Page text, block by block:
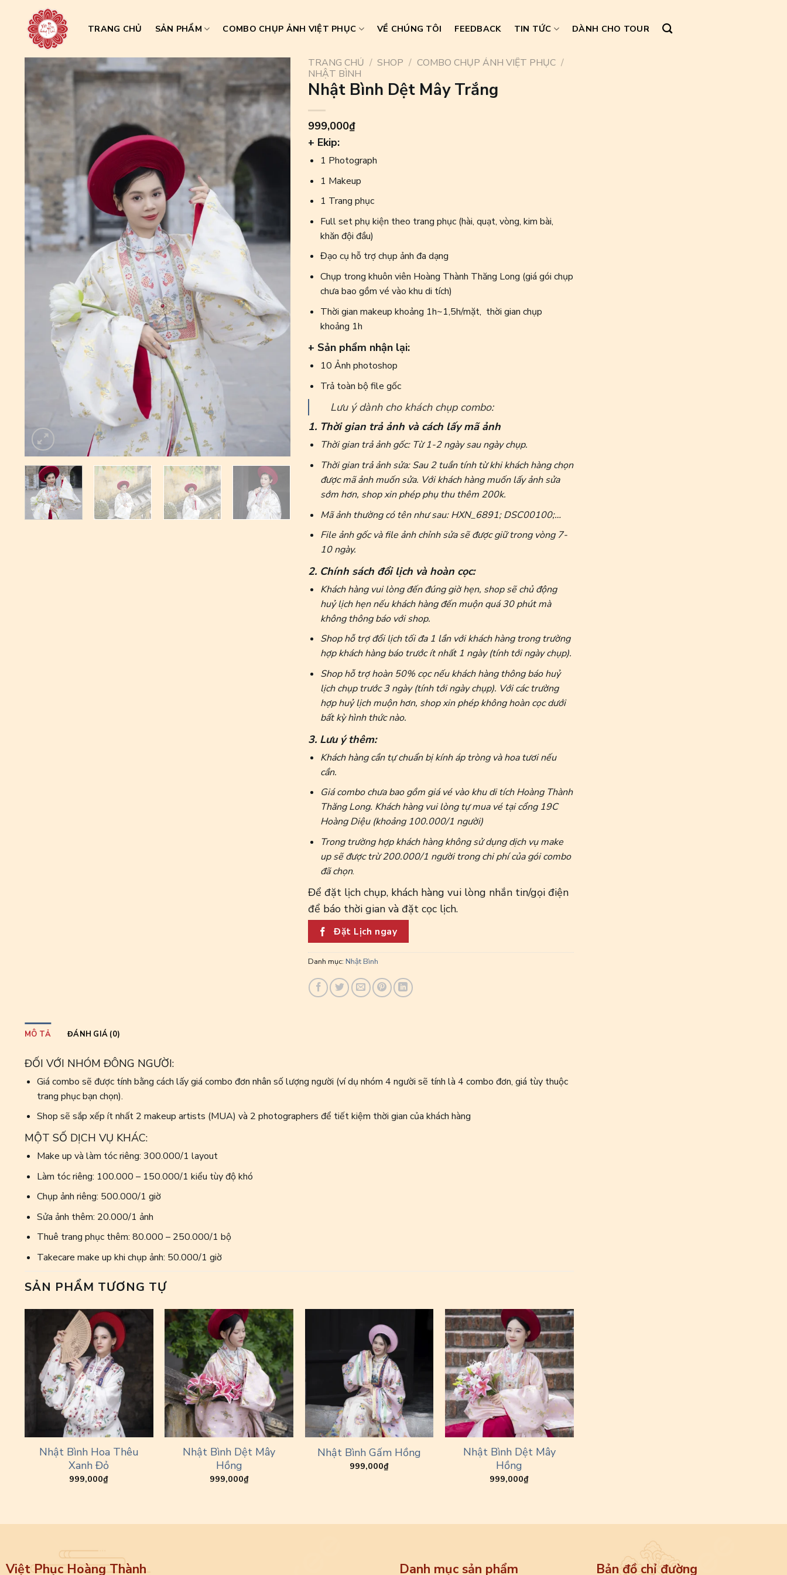
content
TRANG CHỦ SẢN PHẨM COMBO CHỤP ẢNH VIỆT PHỤC VỀ CHÚNG TÔI FEEDBACK TIN TỨC DÀNH CHO TOUR
TRANG CHỦ / SHOP / COMBO CHỤP ẢNH VIỆT PHỤC /
NHẬT BÌNH
Nhật Bình Dệt Mây Trắng
999,000₫
+ Ekip:
1 Photograph
1 Makeup
1 Trang phục
Full set phụ kiện theo trang phục (hài, quạt, vòng, kim bài,
khăn đội đầu)
Đạo cụ hỗ trợ chụp ảnh đa dạng
Chụp trong khuôn viên Hoàng Thành Thăng Long (giá gói chụp
chưa bao gồm vé vào khu di tích)
Thời gian makeup khoảng 1h~1,5h/mặt, thời gian chụp
khoảng 1h
+ Sản phẩm nhận lại:
10 Ảnh photoshop
Trả toàn bộ file gốc
Lưu ý dành cho khách chụp combo:
1. Thời gian trả ảnh và cách lấy mã ảnh
Thời gian trả ảnh gốc: Từ 1-2 ngày sau ngày chụp.
Thời gian trả ảnh sửa: Sau 2 tuần tính từ khi khách hàng chọn
được mã ảnh muốn sửa. Với khách hàng muốn lấy ảnh sửa
sớm hơn, shop xin phép phụ thu thêm 200k.
Mã ảnh thường có tên như sau: HXN_6891; DSC00100;…
File ảnh gốc và file ảnh chỉnh sửa sẽ được giữ trong vòng 7-
10 ngày.
2. Chính sách đổi lịch và hoàn cọc:
Khách hàng vui lòng đến đúng giờ hẹn, shop sẽ chủ động
huỷ lịch hẹn nếu khách hàng đến muộn quá 30 phút mà
không thông báo với shop.
Shop hỗ trợ đổi lịch tối đa 1 lần với khách hàng trong trường
hợp khách hàng báo trước ít nhất 1 ngày (tính tới ngày chụp).
Shop hỗ trợ hoàn 50% cọc nếu khách hàng thông báo huỷ
lịch chụp trước 3 ngày (tính tới ngày chụp). Với các trường
hợp huỷ lịch muộn hơn, shop xin phép không hoàn cọc dưới
bất kỳ hình thức nào.
3. Lưu ý thêm:
Khách hàng cần tự chuẩn bị kính áp tròng và hoa tươi nếu
cần.
Giá combo chưa bao gồm giá vé vào khu di tích Hoàng Thành
Thăng Long. Khách hàng vui lòng tự mua vé tại cổng 19C
Hoàng Diệu (khoảng 100.000/1 người)
Trong trường hợp khách hàng không sử dụng dịch vụ make
up sẽ được trừ 200.000/1 người trong chi phí của gói combo
đã chọn.
Để đặt lịch chụp, khách hàng vui lòng nhắn tin/gọi điện
để báo thời gian và đặt cọc lịch.
Đặt Lịch ngay
Danh mục: Nhật Bình
MÔ TẢ ĐÁNH GIÁ (0)
ĐỐI VỚI NHÓM ĐÔNG NGƯỜI:
Giá combo sẽ được tính bằng cách lấy giá combo đơn nhân số lượng người (ví dụ nhóm 4 người sẽ tính là 4 combo đơn, giá tùy thuộc
trang phục bạn chọn).
Shop sẽ sắp xếp ít nhất 2 makeup artists (MUA) và 2 photographers để tiết kiệm thời gian của khách hàng
MỘT SỐ DỊCH VỤ KHÁC:
Make up và làm tóc riêng: 300.000/1 layout
Làm tóc riêng: 100.000 – 150.000/1 kiểu tùy độ khó
Chụp ảnh riêng: 500.000/1 giờ
Sửa ảnh thêm: 20.000/1 ảnh
Thuê trang phục thêm: 80.000 – 250.000/1 bộ
Takecare make up khi chụp ảnh: 50.000/1 giờ
SẢN PHẨM TƯƠNG TỰ
Nhật Bình Hoa Thêu
Xanh Đỏ
999,000₫
Nhật Bình Dệt Mây
Hồng
999,000₫
Nhật Bình Gấm Hồng
999,000₫
Nhật Bình Dệt Mây
Hồng
999,000₫
Việt Phục Hoàng Thành Danh mục sản phẩm Bản đồ chỉ đường